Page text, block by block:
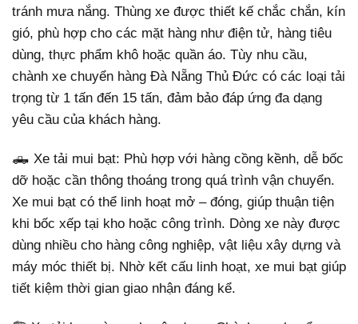
tránh mưa nắng. Thùng xe được thiết kế chắc chắn, kín
gió, phù hợp cho các mặt hàng như điện tử, hàng tiêu
dùng, thực phẩm khô hoặc quần áo. Tùy nhu cầu,
chành xe chuyển hàng Đà Nẵng Thủ Đức có các loại tải
trọng từ 1 tấn đến 15 tấn, đảm bảo đáp ứng đa dạng
yêu cầu của khách hàng.
🛻 Xe tải mui bạt: Phù hợp với hàng cồng kềnh, dễ bốc
dỡ hoặc cần thông thoáng trong quá trình vận chuyển.
Xe mui bạt có thể linh hoạt mở – đóng, giúp thuận tiện
khi bốc xếp tại kho hoặc công trình. Dòng xe này được
dùng nhiều cho hàng công nghiệp, vật liệu xây dựng và
máy móc thiết bị. Nhờ kết cấu linh hoạt, xe mui bạt giúp
tiết kiệm thời gian giao nhận đáng kể.